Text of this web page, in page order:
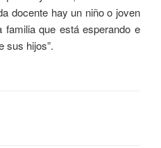
docente hay un niño o joven
que está esperando e
sus hijos”.